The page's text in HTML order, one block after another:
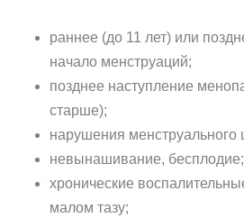
раннее (до 11 лет) или
начало менструаций;
позднее наступление
старше);
нарушения менструального
невынашивание, бесплодие;
хронические
малом тазу;